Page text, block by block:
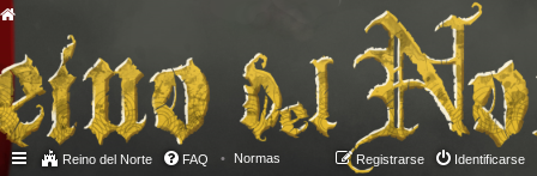
Reino del Norte FAQ Normas Identificarse
Registrarse